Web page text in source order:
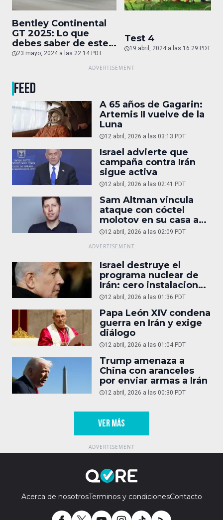
Bentley Continental
GT 2025: Lo que
debes saber de este
auto de superlujo
23 mayo, 2024 a las 22:14 PDT
Test 4
19 abril, 2024 a las 16:29 PDT
FEED
A 65 años de Gagarin:
Artemis II vuelve de la
Luna
12 abril, 2026 a las 03:13 PDT
Israel advierte que
campaña contra Irán
sigue activa
12 abril, 2026 a las 02:41 PDT
Sam Altman vincula
ataque con cóctel
molotov en su casa a
reportaje
12 abril, 2026 a las 02:09 PDT
Israel destruye el
programa nuclear de
Irán: cero instalaciones
operativas
12 abril, 2026 a las 01:36 PDT
Papa León XIV condena
guerra en Irán y exige
diálogo
12 abril, 2026 a las 01:04 PDT
Trump amenaza a
China con aranceles
por enviar armas a Irán
12 abril, 2026 a las 00:30 PDT
VER MÁS
Acerca de nosotrosTerminos y condicionesContacto